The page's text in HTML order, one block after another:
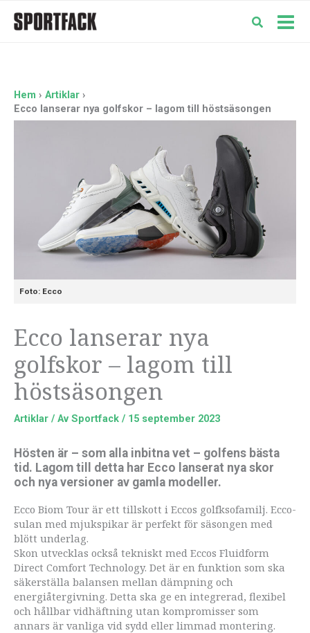
Hem
Artiklar
Ecco lanserar nya golfskor – lagom till höstsäsongen
Foto: Ecco
Ecco lanserar nya
golfskor – lagom till
höstsäsongen
Artiklar / Av Sportfack / 15 september 2023
Hösten är – som alla inbitna vet – golfens bästa
tid. Lagom till detta har Ecco lanserat nya skor
och nya versioner av gamla modeller.
Ecco Biom Tour är ett tillskott i Eccos golfksofamilj. Ecco-
sulan med mjukspikar är perfekt för säsongen med
blött underlag.
Skon utvecklas också tekniskt med Eccos Fluidform
Direct Comfort Technology. Det är en funktion som ska
säkerställa balansen mellan dämpning och
energiåtergivning. Detta ska ge en integrerad, flexibel
och hållbar vidhäftning utan kompromisser som
annars är vanliga vid sydd eller limmad montering.